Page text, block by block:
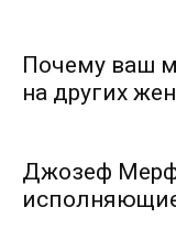
Почему ваш
на других
Джозеф